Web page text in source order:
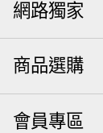
元氣什穀
萬歲牌
【萬歲牌
洋芋片
萬歲牌 堅
網路獨家
商品選購
會員專區